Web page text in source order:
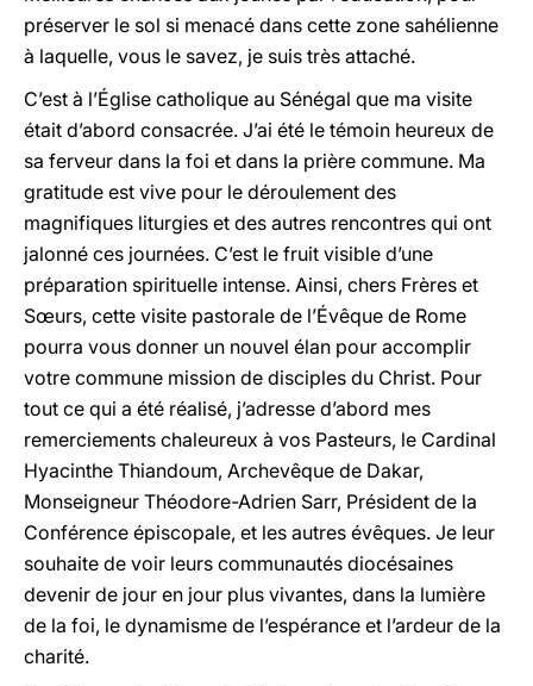
préserver le sol si menacé dans cette zone sahélienne
à laquelle, vous le savez, je suis très attaché.
C’est à l’Église catholique au Sénégal que ma visite
était d’abord consacrée. J’ai été le témoin heureux de
sa ferveur dans la foi et dans la prière commune. Ma
gratitude est vive pour le déroulement des
magnifiques liturgies et des autres rencontres qui ont
jalonné ces journées. C’est le fruit visible d’une
préparation spirituelle intense. Ainsi, chers Frères et
Sœurs, cette visite pastorale de l’Évêque de Rome
pourra vous donner un nouvel élan pour accomplir
votre commune mission de disciples du Christ. Pour
tout ce qui a été réalisé, j’adresse d’abord mes
remerciements chaleureux à vos Pasteurs, le Cardinal
Hyacinthe Thiandoum, Archevêque de Dakar,
Monseigneur Théodore-Adrien Sarr, Président de la
Conférence épiscopale, et les autres évêques. Je leur
souhaite de voir leurs communautés diocésaines
devenir de jour en jour plus vivantes, dans la lumière
de la foi, le dynamisme de l’espérance et l’ardeur de la
charité.